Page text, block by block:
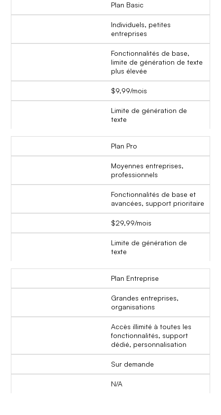
Plan Basic
Individuels, petites
entreprises
Fonctionnalités de base,
limite de génération de texte
plus élevée
$9,99/mois
Limite de génération de
texte
Plan Pro
Moyennes entreprises,
professionnels
Fonctionnalités de base et
avancées, support prioritaire
$29,99/mois
Limite de génération de
texte
Plan Entreprise
Grandes entreprises,
organisations
Accès illimité à toutes les
fonctionnalités, support
dédié, personnalisation
Sur demande
N/A